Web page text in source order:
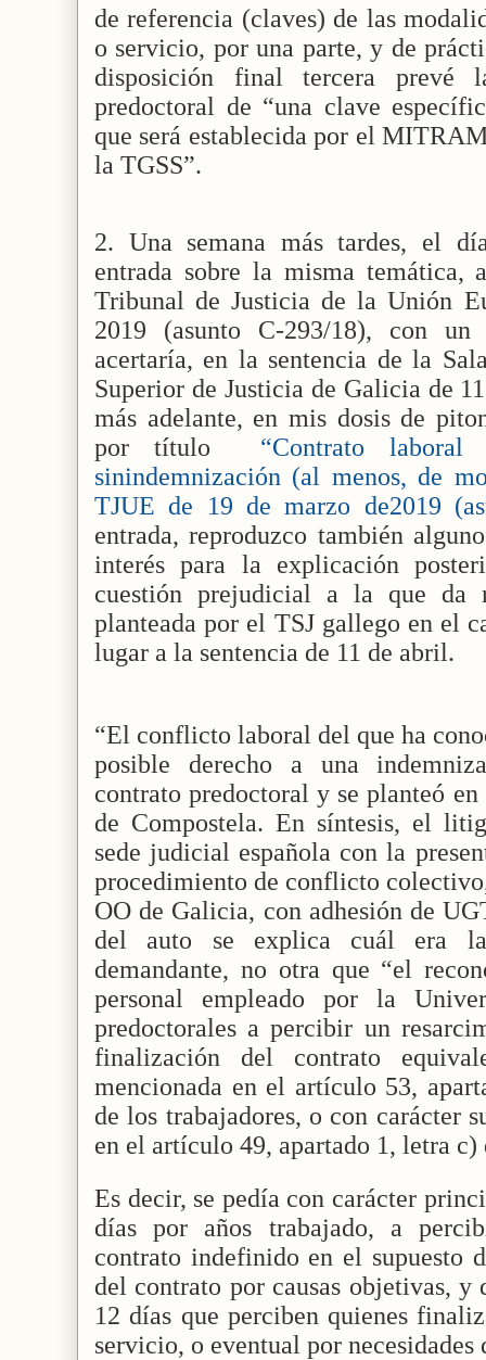
de referencia (claves) de las
o servicio, por una parte, y de
disposición final tercera prevé
predoctoral de “una clave
que será establecida por el
la TGSS”.
2. Una semana más tardes, el
entrada sobre la misma temática,
Tribunal de Justicia de la Unión
2019 (asunto C-293/18), con
acertaría, en la sentencia de la
Superior de Justicia de Galicia de
más adelante, en mis dosis de
por título
“Contrato laboral
sinindemnización (al menos, de
TJUE de 19 de marzo de2019
entrada, reproduzco también
interés para la explicación
cuestión prejudicial a la que da
planteada por el TSJ gallego en el
lugar a la sentencia de 11 de abril.
“El conflicto laboral del que ha
posible derecho a una
contrato predoctoral y se planteó
de Compostela. En síntesis, el
sede judicial española con la
procedimiento de conflicto
OO de Galicia, con adhesión de
del auto se explica cuál era
demandante, no otra que “el
personal empleado por la
predoctorales a percibir un
finalización del contrato
mencionada en el artículo 53,
de los trabajadores, o con carácter
en el artículo 49, apartado 1, letra c)
Es decir, se pedía con carácter
días por años trabajado, a
contrato indefinido en el supuesto
del contrato por causas objetivas, y
12 días que perciben quienes
servicio, o eventual por necesidades